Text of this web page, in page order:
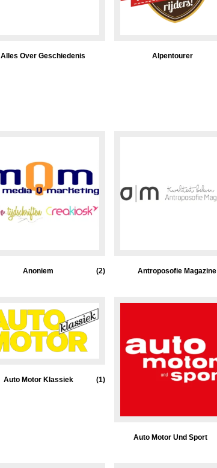
Alles Over Geschiedenis Alpentourer
Anoniem (2) Antroposofie Magazine
Auto Motor Klassiek (1)
Auto Motor Und Sport